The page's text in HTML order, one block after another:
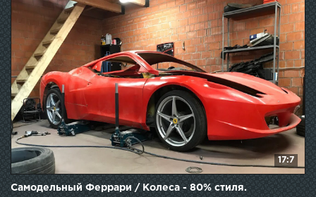
17:7
Самодельный Феррари / Колеса - 80% стиля.